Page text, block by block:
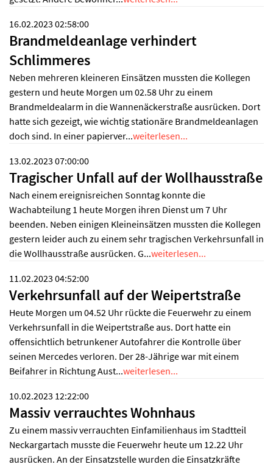
16.02.2023 02:58:00
Brandmeldeanlage verhindert
Schlimmeres
Neben mehreren kleineren Einsätzen mussten die Kollegen
gestern und heute Morgen um 02.58 Uhr zu einem
Brandmeldealarm in die Wannenäckerstraße ausrücken. Dort
hatte sich gezeigt, wie wichtig stationäre Brandmeldeanlagen
doch sind. In einer papierver...weiterlesen...
13.02.2023 07:00:00
Tragischer Unfall auf der Wollhausstraße
Nach einem ereignisreichen Sonntag konnte die
Wachabteilung 1 heute Morgen ihren Dienst um 7 Uhr
beenden. Neben einigen Kleineinsätzen mussten die Kollegen
gestern leider auch zu einem sehr tragischen Verkehrsunfall in
die Wollhausstraße ausrücken. G...weiterlesen...
11.02.2023 04:52:00
Verkehrsunfall auf der Weipertstraße
Heute Morgen um 04.52 Uhr rückte die Feuerwehr zu einem
Verkehrsunfall in die Weipertstraße aus. Dort hatte ein
offensichtlich betrunkener Autofahrer die Kontrolle über
seinen Mercedes verloren. Der 28-Jährige war mit einem
Beifahrer in Richtung Aust...weiterlesen...
10.02.2023 12:22:00
Massiv verrauchtes Wohnhaus
Zu einem massiv verrauchten Einfamilienhaus im Stadtteil
Neckargartach musste die Feuerwehr heute um 12.22 Uhr
ausrücken. An der Einsatzstelle wurden die Einsatzkräfte